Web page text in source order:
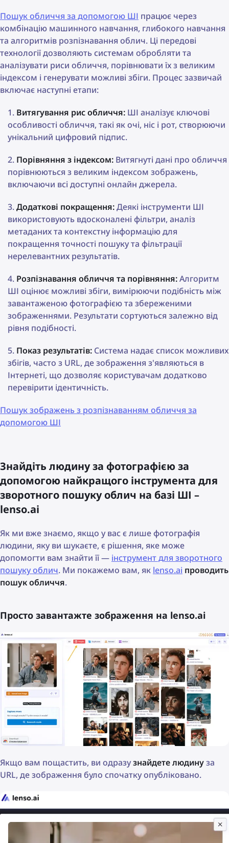
Пошук обличчя за допомогою ШІ працює через
комбінацію машинного навчання, глибокого навчання
та алгоритмів розпізнавання облич. Ці передові
технології дозволяють системам обробляти та
аналізувати риси обличчя, порівнювати їх з великим
індексом і генерувати можливі збіги. Процес зазвичай
включає наступні етапи:
Витягування рис обличчя: ШІ аналізує ключові
особливості обличчя, такі як очі, ніс і рот, створюючи
унікальний цифровий підпис.
Порівняння з індексом: Витягнуті дані про обличчя
порівнюються з великим індексом зображень,
включаючи всі доступні онлайн джерела.
Додаткові покращення:Деякі інструменти ШІ
використовують вдосконалені фільтри, аналіз
метаданих та контекстну інформацію для
покращення точності пошуку та фільтрації
нерелевантних результатів.
Розпізнавання обличчя та порівняння:Алгоритм
ШІ оцінює можливі збіги, вимірюючи подібність між
завантаженою фотографією та збереженими
зображеннями. Результати сортуються залежно від
рівня подібності.
Показ результатів: Система надає список можливих
збігів, часто з URL, де зображення з'являються в
Інтернеті, що дозволяє користувачам додатково
перевірити ідентичність.
Пошук зображень з розпізнаванням обличчя за
допомогою ШІ
Знайдіть людину за фотографією за
допомогою найкращого інструмента для
зворотного пошуку облич на базі ШІ –
lenso.ai
Як ми вже знаємо, якщо у вас є лише фотографія
людини, яку ви шукаєте, є рішення, яке може
допомогти вам знайти її — інструмент для зворотного
пошуку облич. Ми покажемо вам, як lenso.ai проводить
пошук обличчя.
Просто завантажте зображення на lenso.ai
Якщо вам пощастить, ви одразузнайдете людинуза
URL, де зображення було спочатку опубліковано.